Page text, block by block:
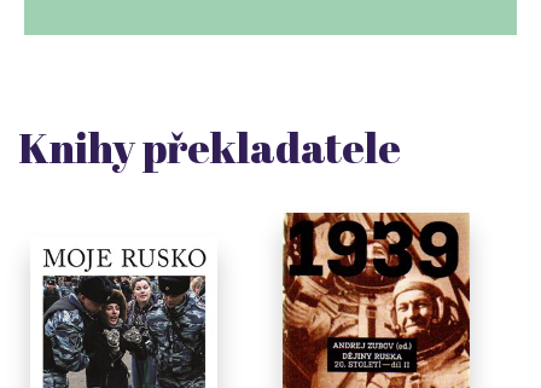
Knihy překladatele